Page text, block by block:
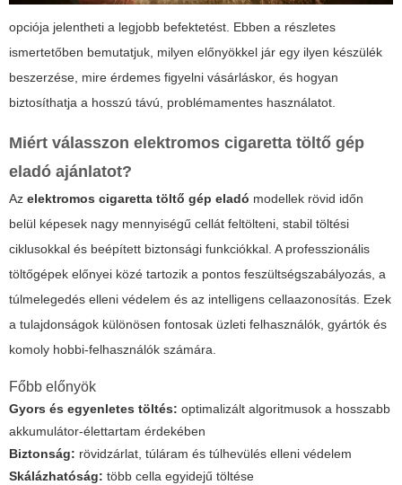
opciója jelentheti a legjobb befektetést. Ebben a részletes
ismertetőben bemutatjuk, milyen előnyökkel jár egy ilyen készülék
beszerzése, mire érdemes figyelni vásárláskor, és hogyan
biztosíthatja a hosszú távú, problémamentes használatot.
Miért válasszon elektromos cigaretta töltő gép
eladó ajánlatot?
Az elektromos cigaretta töltő gép eladó modellek rövid időn
belül képesek nagy mennyiségű cellát feltölteni, stabil töltési
ciklusokkal és beépített biztonsági funkciókkal. A professzionális
töltőgépek előnyei közé tartozik a pontos feszültségszabályozás, a
túlmelegedés elleni védelem és az intelligens cellaazonosítás. Ezek
a tulajdonságok különösen fontosak üzleti felhasználók, gyártók és
komoly hobbi-felhasználók számára.
Főbb előnyök
Gyors és egyenletes töltés: optimalizált algoritmusok a hosszabb
akkumulátor-élettartam érdekében
Biztonság: rövidzárlat, túláram és túlhevülés elleni védelem
Skálázhatóság: több cella egyidejű töltése